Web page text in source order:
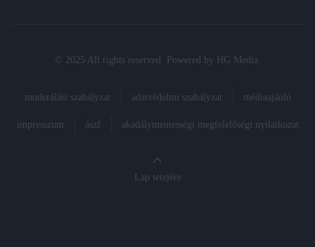
© 2025 All rights reserved. Powered by HG Media
moderálási szabályzat adatvédelmi szabályzat médiaajánló
impresszum ászf akadálymentességi megfelelőségi nyilatkozat
Lap tetejére